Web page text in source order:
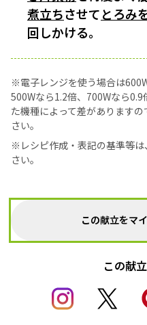
煮立ちさせてとろみ
回しかける。
※電子レンジを使う場合は
500Wなら1.2倍、700Wなら
た機種によって差があります
さい。
※レシピ作成・表記の基準等は、
さい。
この献立をマ
この献